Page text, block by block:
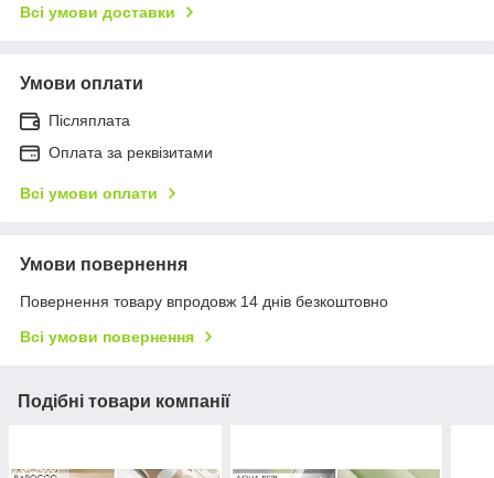
Всі умови доставки
Умови оплати
Післяплата
Оплата за реквізитами
Всі умови оплати
Умови повернення
Повернення товару впродовж 14 днів безкоштовно
Всі умови повернення
Подібні товари компанії